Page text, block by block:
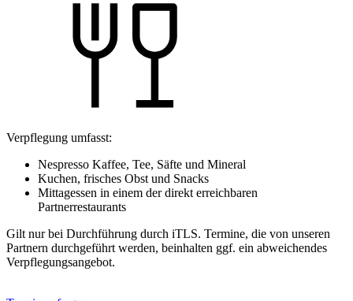
Verpflegung umfasst:
Nespresso Kaffee, Tee, Säfte und Mineral
Kuchen, frisches Obst und Snacks
Mittagessen in einem der direkt erreichbaren
Partnerrestaurants
Gilt nur bei Durchführung durch iTLS. Termine, die von unseren
Partnern durchgeführt werden, beinhalten ggf. ein abweichendes
Verpflegungsangebot.